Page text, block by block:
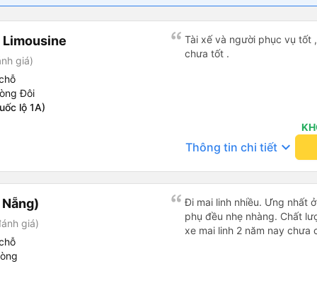
Limousine
giá)
Đôi
lộ 1A)
Tài xế và người phục vụ tốt
chưa tốt .
Thông tin chi tiết keyboard_arrow_down
giá)
Đi mai linh nhiều. Ưng nhất
phụ đều nhẹ nhàng. Chất
xe mai linh 2 năm nay chưa